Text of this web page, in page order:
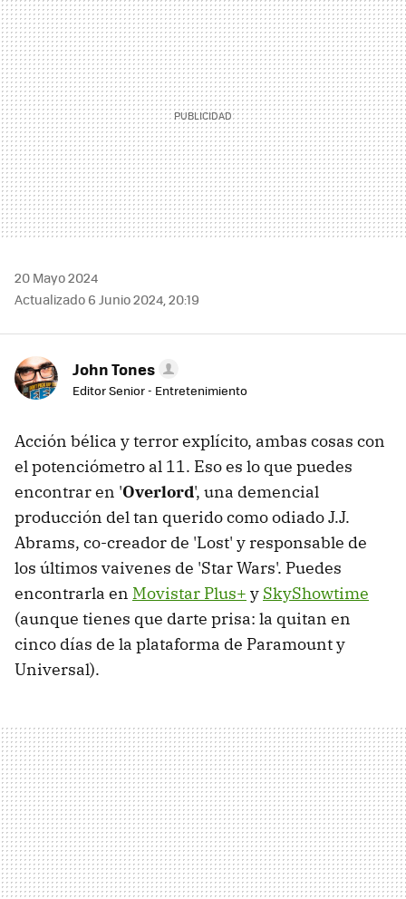
MAIL
20 Mayo 2024
Actualizado 6 Junio 2024, 20:19
John Tones
Editor Senior - Entretenimiento
Acción bélica y terror explícito, ambas cosas con
el potenciómetro al 11. Eso es lo que puedes
encontrar en 'Overlord', una demencial
producción del tan querido como odiado J.J.
Abrams, co-creador de 'Lost' y responsable de
los últimos vaivenes de 'Star Wars'. Puedes
encontrarla en Movistar Plus+ y SkyShowtime
(aunque tienes que darte prisa: la quitan en
cinco días de la plataforma de Paramount y
Universal).